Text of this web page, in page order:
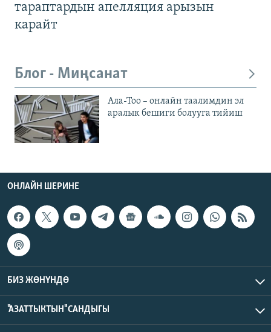
тараптардын апелляция арызын
карайт
Блог - Миңсанат
Ала-Тоо – онлайн таалимдин эл
аралык бешиги болууга тийиш
ОНЛАЙН ШЕРИНЕ
БИЗ ЖӨНҮНДӨ
"АЗАТТЫКТЫН" САНДЫГЫ